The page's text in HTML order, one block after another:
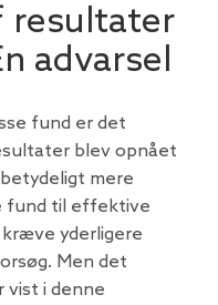
resultater
advarsel
fund er det
blev opnået
mere
fund til effektive
yderligere
Men det
vist i denne